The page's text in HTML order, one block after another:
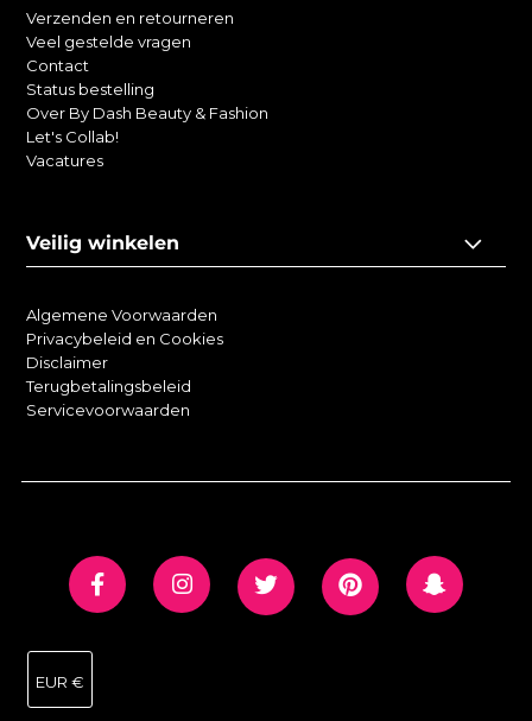
Verzenden en retourneren
Veel gestelde vragen
Contact
Status bestelling
Over By Dash Beauty & Fashion
Let's Collab!
Vacatures
Veilig winkelen
Algemene Voorwaarden
Privacybeleid en Cookies
Disclaimer
Terugbetalingsbeleid
Servicevoorwaarden
EUR €